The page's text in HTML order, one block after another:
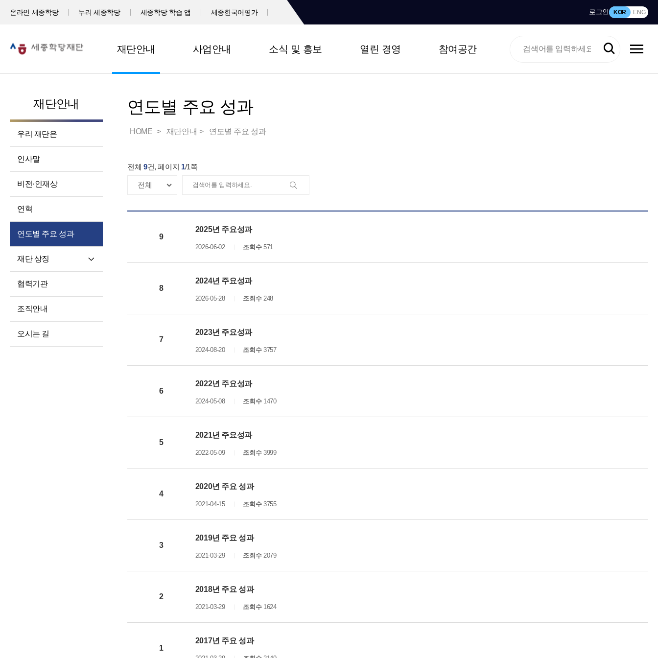
온라인 세종학당 누리 세종학당 세종학당 학습 앱 세종한국어평가 로그인 KOR ENG
재단안내 사업안내 소식 및 홍보 열린 경영 참여공간
재단안내
우리 재단은
인사말
비전·인재상
연혁
연도별 주요 성과
재단 상징
협력기관
조직안내
오시는 길
연도별 주요 성과
HOME 재단안내 연도별 주요 성과
전체 9건, 페이지 1/1쪽
9
2025년 주요성과
2026-06-02 조회수571
8
2024년 주요성과
2026-05-28 조회수248
7
2023년 주요성과
2024-08-20 조회수3757
6
2022년 주요성과
2024-05-08 조회수1470
5
2021년 주요성과
2022-05-09 조회수3999
4
2020년 주요 성과
2021-04-15 조회수3755
3
2019년 주요 성과
2021-03-29 조회수2079
2
2018년 주요 성과
2021-03-29 조회수1624
1
2017년 주요 성과